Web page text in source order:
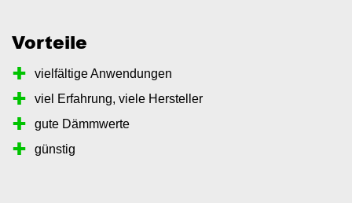
Vorteile
vielfältige Anwendungen
viel Erfahrung, viele Hersteller
gute Dämmwerte
günstig